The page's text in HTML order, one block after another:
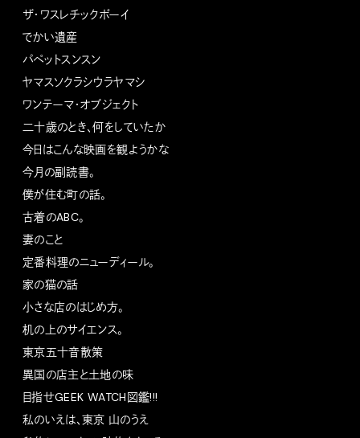
ザ・ワスレチックボーイ
でかい遺産
パペットスンスン
ヤマスソクラシウラヤマシ
ワンテーマ・オブジェクト
二十歳のとき、何をしていたか
今日はこんな映画を観ようかな
今月の副読書。
僕が住む町の話。
古着のABC。
妻のこと
定番料理のニューディール。
家の猫の話
小さな店のはじめ方。
机の上のサイエンス。
東京五十音散策
異国の店主と土地の味
目指せGEEK WATCH図鑑!!!
私のいえは、東京 山のうえ